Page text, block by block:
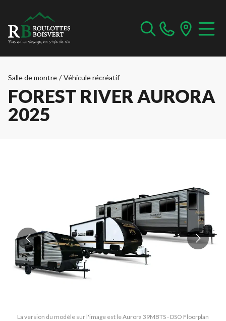
Salle de montre / Véhicule récréatif
FOREST RIVER AURORA
2025
La version du modèle sur l'image est le Aurora 39MBTS - DSO Floorplan